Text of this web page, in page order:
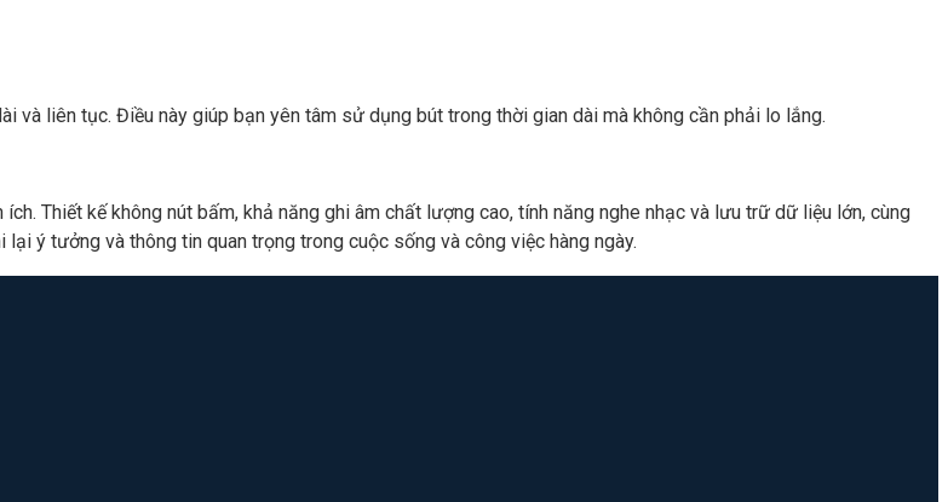
và liên tục. Điều này giúp bạn yên tâm sử dụng bút trong thời gian dài mà không cần phải lo lắng.
Thiết kế không nút bấm, khả năng ghi âm chất lượng cao, tính năng nghe nhạc và lưu trữ dữ liệu lớn, cùng
ý tưởng và thông tin quan trọng trong cuộc sống và công việc hàng ngày.